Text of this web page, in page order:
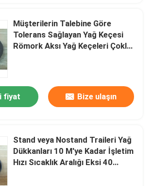
Müşterilerin Talebine Göre
Tolerans Sağlayan Yağ Keçesi
Römork Aksı Yağ Keçeleri Çoklu
fiyat Bize ulaşın
Stand veya Nostand Traileri Yağ
Dükkanları 10 M'ye Kadar İşletim
Hızı Sıcaklık Aralığı Eksi 40